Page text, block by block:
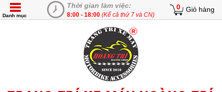
Thời gian làm việc:
8:00 - 18:00 (Kể cả thứ 7 và CN)
0 Giỏ hàng
Danh mục